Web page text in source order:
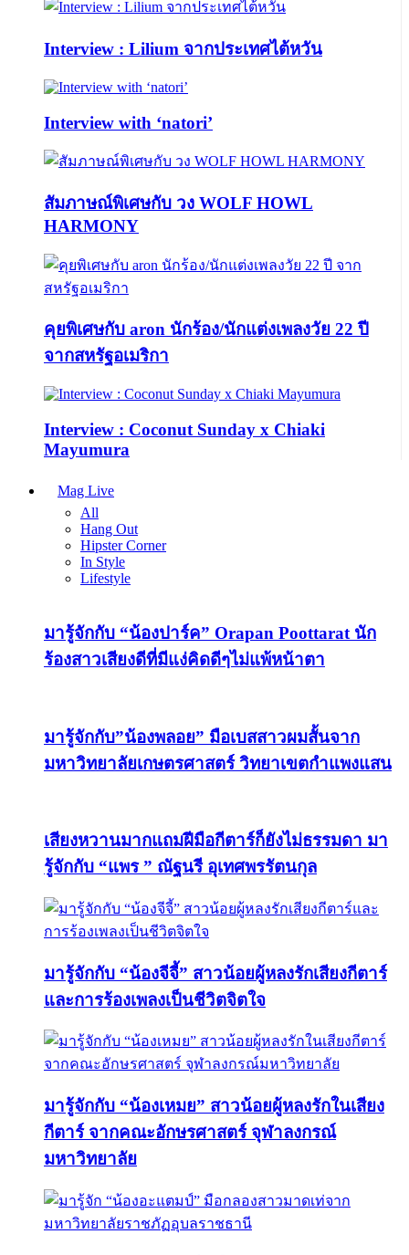
Interview : Lilium จากประเทศไต้หวัน
Interview with ‘natori’
สัมภาษณ์พิเศษกับ วง WOLF HOWL
HARMONY
คุยพิเศษกับ aron นักร้อง/นักแต่งเพลงวัย 22 ปี
จากสหรัฐอเมริกา
Interview : Coconut Sunday x Chiaki
Mayumura
Mag Live
All
Hang Out
Hipster Corner
In Style
Lifestyle
มารู้จักกับ “น้องปาร์ค” Orapan Poottarat นัก
ร้องสาวเสียงดีที่มีแง่คิดดีๆไม่แพ้หน้าตา
มารู้จักกับ”น้องพลอย” มือเบสสาวผมสั้นจาก
มหาวิทยาลัยเกษตรศาสตร์ วิทยาเขตกำแพงแสน
เสียงหวานมากแถมฝีมือกีตาร์ก็ยังไม่ธรรมดา มา
รู้จักกับ “แพร ” ณัฐนรี อุเทศพรรัตนกุล
มารู้จักกับ “น้องจีจี้” สาวน้อยผู้หลงรักเสียงกีตาร์
และการร้องเพลงเป็นชีวิตจิตใจ
มารู้จักกับ “น้องเหมย” สาวน้อยผู้หลงรักในเสียง
กีตาร์ จากคณะอักษรศาสตร์ จุฬาลงกรณ์
มหาวิทยาลัย